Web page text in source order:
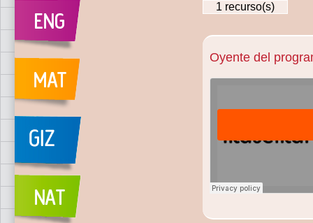
1 recurso(s)
Oyente del